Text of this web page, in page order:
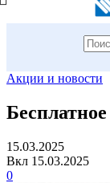
Акции и новости
15.03.2025
Вкл 15.03.2025
0